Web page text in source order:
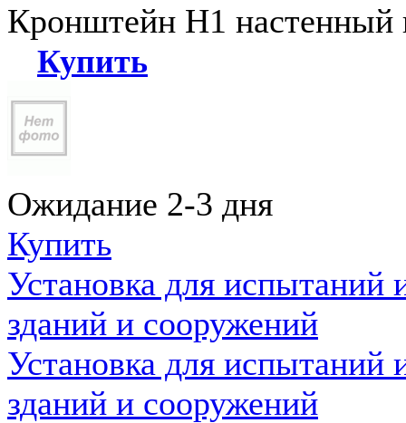
Кронштейн Н1
Купить
Ожидание 2-3 дня
Купить
Установка для испытаний
зданий и сооружений
Установка для испытаний
зданий и сооружений